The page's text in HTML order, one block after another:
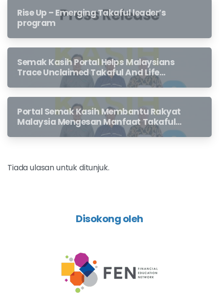
Rise Up – Emerging Takaful leader’s
program
Semak Kasih Portal Helps Malaysians
Trace Unclaimed Takaful And Life
Insurance Benefits Left Behind By
Portal Semak Kasih Membantu Rakyat
Malaysia Mengesan Manfaat Takaful
Dan Insurans Hayat Yang Belum
Tiada ulasan untuk ditunjuk.
Disokong oleh